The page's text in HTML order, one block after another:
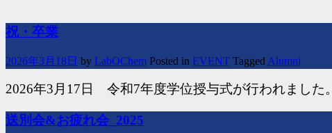
祝・卒業
2026年3月18日 by LabOChem Posted in EVENT Tagged Alumni
2026年3月17日 令和7年度学位授与式が行われました。
送別会&お疲れ会_2025